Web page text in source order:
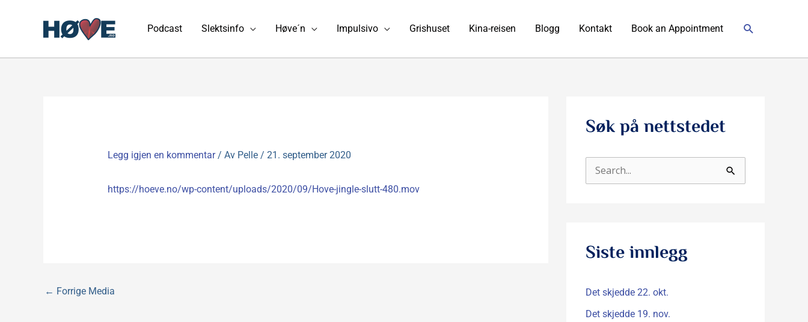
Podcast Slektsinfo Høve´n Impulsivo Grishuset Kina-reisen Blogg Kontakt Book an Appointment Søk
Legg igjen en kommentar / Av Pelle / 21. september 2020
https://hoeve.no/wp-content/uploads/2020/09/Hove-jingle-slutt-480.mov
← Forrige Media
Søk på nettstedet
t
e
r
Siste innlegg
Det skjedde 22. okt.
Det skjedde 19. nov.